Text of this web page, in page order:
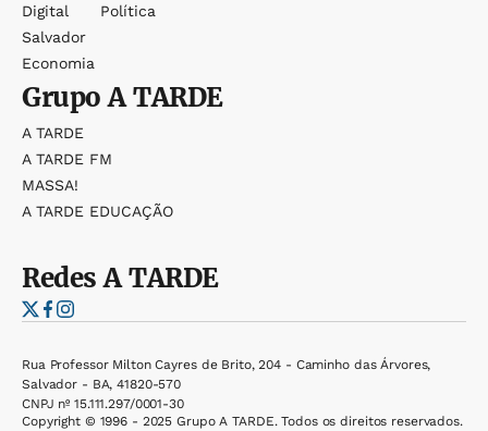
Digital
Salvador
Economia
Política
GrupoA TARDE
A TARDE
A TARDE FM
MASSA!
A TARDE EDUCAÇÃO
RedesA TARDE
Rua Professor Milton Cayres de Brito, 204 - Caminho das Árvores,
Salvador - BA, 41820-570
CNPJ nº 15.111.297/0001-30
Copyright © 1996 - 2025 Grupo A TARDE. Todos os direitos reservados.